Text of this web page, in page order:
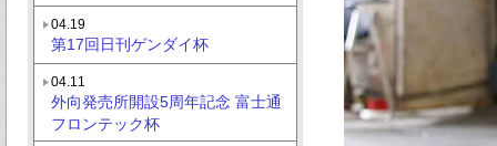
04.19
第17回日刊ゲンダイ杯
04.11
外向発売所開設5周年記念 富士通
フロンテック杯